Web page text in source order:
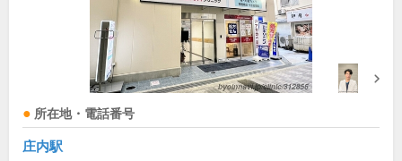
所在地・電話番号
庄内駅